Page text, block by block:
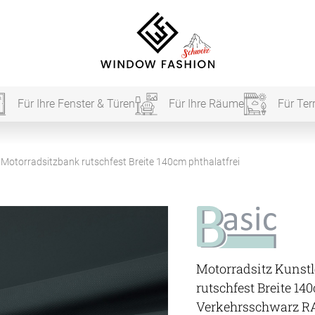
Akustik
Für Ihre Fenster & Türen Für Ihre Räume Für
rutschfest Breite 140cm phthalatfrei
Motorradsitz
rutschfest Breite
Verkehrsschwarz